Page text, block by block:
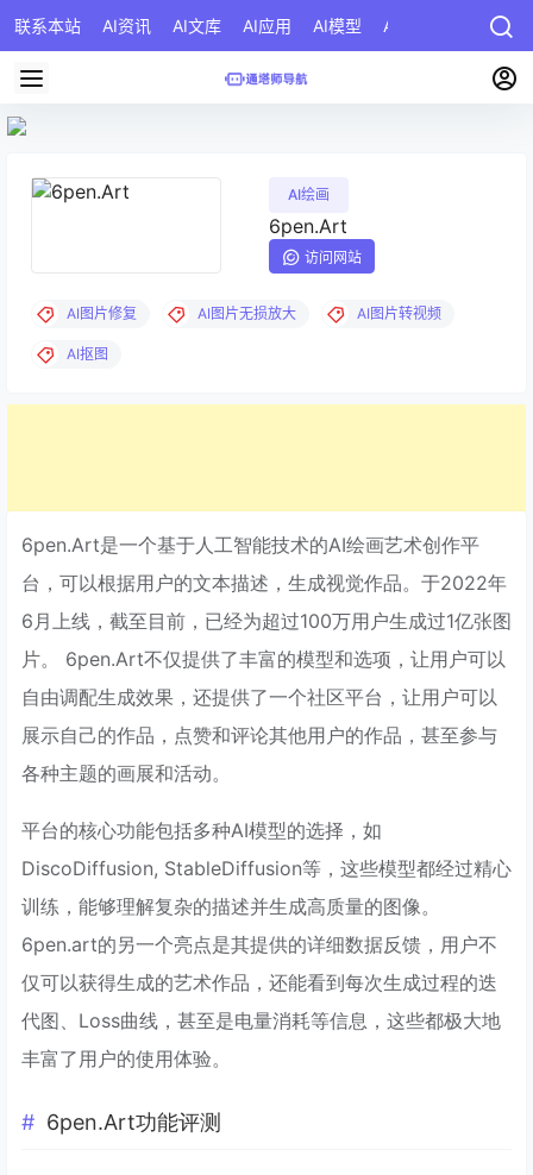
联系本站 AI资讯 AI文库 AI应用 AI模型 AI公司 AI提示词
AI绘画
6pen.Art
访问网站
AI图片修复 AI图片无损放大 AI图片转视频
AI抠图
6pen.Art是一个基于人工智能技术的AI绘画艺术创作平
台，可以根据用户的文本描述，生成视觉作品。于2022年
6月上线，截至目前，已经为超过100万用户生成过1亿张图
片。 6pen.Art不仅提供了丰富的模型和选项，让用户可以
自由调配生成效果，还提供了一个社区平台，让用户可以
展示自己的作品，点赞和评论其他用户的作品，甚至参与
各种主题的画展和活动。
平台的核心功能包括多种AI模型的选择，如
DiscoDiffusion, StableDiffusion等，这些模型都经过精心
训练，能够理解复杂的描述并生成高质量的图像。
6pen.art的另一个亮点是其提供的详细数据反馈，用户不
仅可以获得生成的艺术作品，还能看到每次生成过程的迭
代图、Loss曲线，甚至是电量消耗等信息，这些都极大地
丰富了用户的使用体验。
6pen.Art功能评测